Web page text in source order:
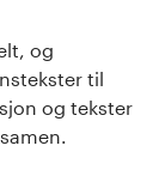
og
til
og tekster